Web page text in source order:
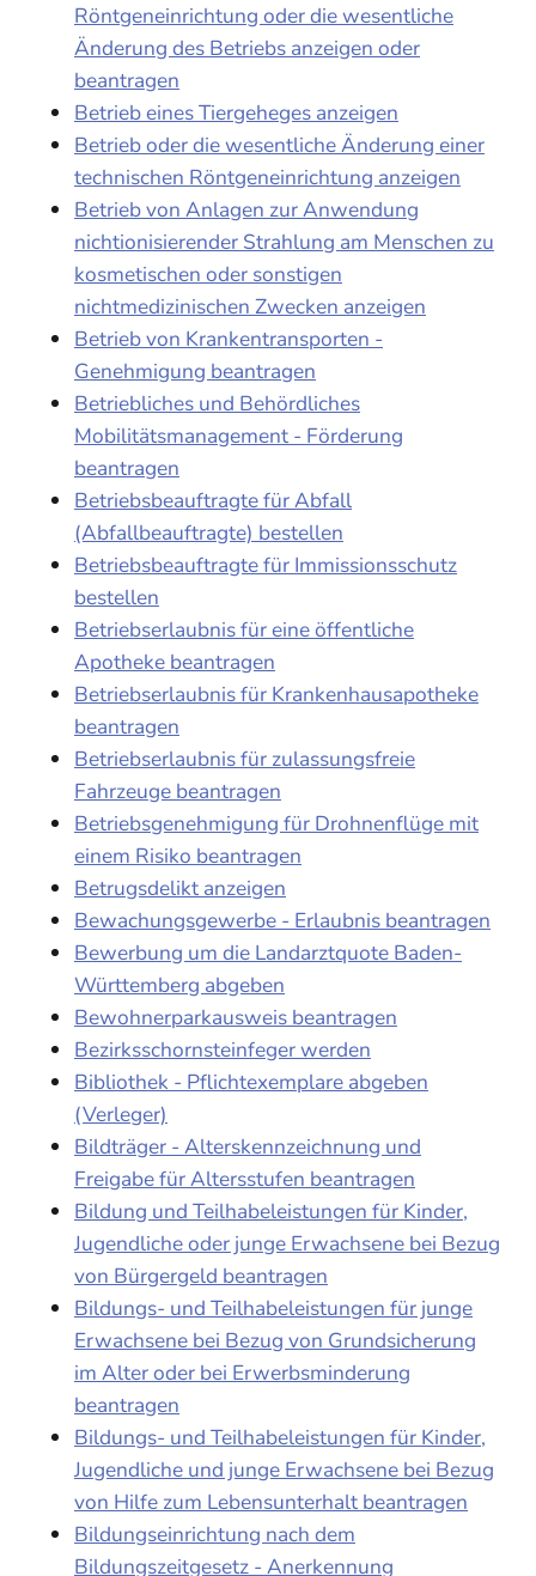
Röntgeneinrichtung oder die wesentliche
Änderung des Betriebs anzeigen oder
beantragen
Betrieb eines Tiergeheges anzeigen
Betrieb oder die wesentliche Änderung einer
technischen Röntgeneinrichtung anzeigen
Betrieb von Anlagen zur Anwendung
nichtionisierender Strahlung am Menschen zu
kosmetischen oder sonstigen
nichtmedizinischen Zwecken anzeigen
Betrieb von Krankentransporten -
Genehmigung beantragen
Betriebliches und Behördliches
Mobilitätsmanagement - Förderung
beantragen
Betriebsbeauftragte für Abfall
(Abfallbeauftragte) bestellen
Betriebsbeauftragte für Immissionsschutz
bestellen
Betriebserlaubnis für eine öffentliche
Apotheke beantragen
Betriebserlaubnis für Krankenhausapotheke
beantragen
Betriebserlaubnis für zulassungsfreie
Fahrzeuge beantragen
Betriebsgenehmigung für Drohnenflüge mit
einem Risiko beantragen
Betrugsdelikt anzeigen
Bewachungsgewerbe - Erlaubnis beantragen
Bewerbung um die Landarztquote Baden-
Württemberg abgeben
Bewohnerparkausweis beantragen
Bezirksschornsteinfeger werden
Bibliothek - Pflichtexemplare abgeben
(Verleger)
Bildträger - Alterskennzeichnung und
Freigabe für Altersstufen beantragen
Bildung und Teilhabeleistungen für Kinder,
Jugendliche oder junge Erwachsene bei Bezug
von Bürgergeld beantragen
Bildungs- und Teilhabeleistungen für junge
Erwachsene bei Bezug von Grundsicherung
im Alter oder bei Erwerbsminderung
beantragen
Bildungs- und Teilhabeleistungen für Kinder,
Jugendliche und junge Erwachsene bei Bezug
von Hilfe zum Lebensunterhalt beantragen
Bildungseinrichtung nach dem
Bildungszeitgesetz - Anerkennung